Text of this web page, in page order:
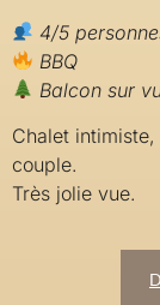
4/5
BBQ
Balcon sur
Chalet
couple.
Très jolie vue.